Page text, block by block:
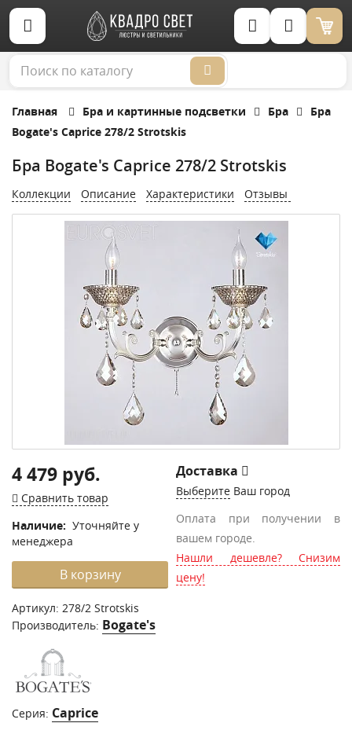
Корзина (0)
Главная Бра и картинные подсветки Бра
Бра
Bogate's Caprice 278/2 Strotskis
Бра Bogate's Caprice 278/2 Strotskis
Коллекции Описание Характеристики Отзывы
4 479 руб.
Сравнить товар
Наличие: Уточняйте у
менеджера
В корзину
Артикул: 278/2 Strotskis
Производитель: Bogate's
Серия: Caprice
Доставка
Выберите Ваш город
Оплата при получении в
вашем городе.
Нашли дешевле? Снизим
цену!